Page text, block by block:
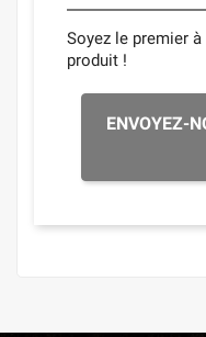
Soyez le premier
produit !
ENVOYEZ-